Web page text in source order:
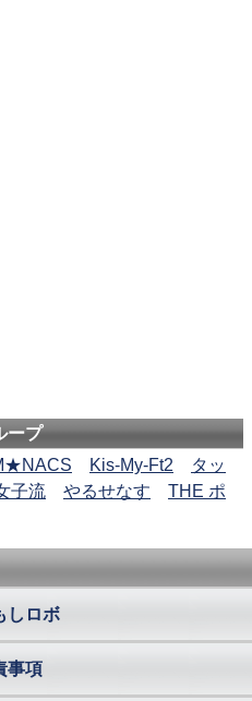
ープ
Kis-My-Ft2
タッ
子流 やるせなす
THE ポ
しロボ
事項